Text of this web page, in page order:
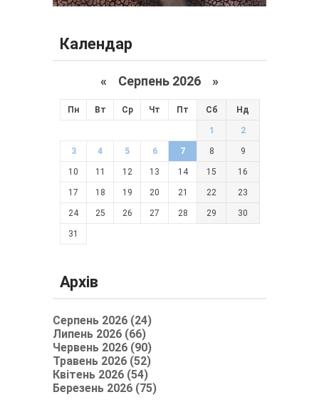
Календар
« Серпень 2026 »
Пн Вт Ср Чт Пт Сб Нд
1 2
3 4 5 6 7 8 9
10 11 12 13 14 15 16
17 18 19 20 21 22 23
24 25 26 27 28 29 30
31
Архів
Серпень 2026 (24)
Липень 2026 (66)
Червень 2026 (90)
Травень 2026 (52)
Квітень 2026 (54)
Березень 2026 (75)